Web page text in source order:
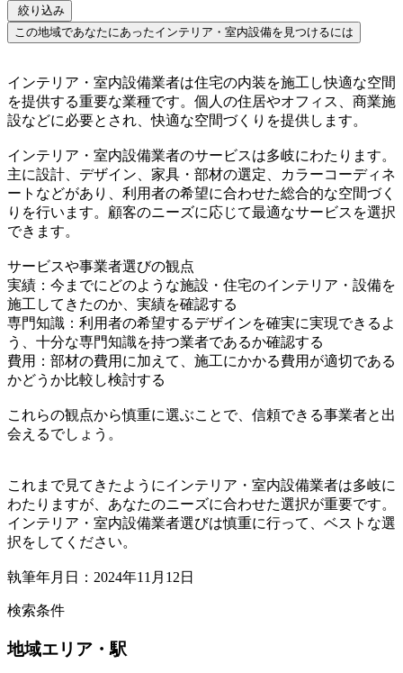
絞り込み
この地域であなたにあったインテリア・室内設備を見つけるには
インテリア・室内設備業者は住宅の内装を施工し快適な空間
を提供する重要な業種です。個人の住居やオフィス、商業施
設などに必要とされ、快適な空間づくりを提供します。
インテリア・室内設備業者のサービスは多岐にわたります。
主に設計、デザイン、家具・部材の選定、カラーコーディネ
ートなどがあり、利用者の希望に合わせた総合的な空間づく
りを行います。顧客のニーズに応じて最適なサービスを選択
できます。
サービスや事業者選びの観点
実績：今までにどのような施設・住宅のインテリア・設備を
施工してきたのか、実績を確認する
専門知識：利用者の希望するデザインを確実に実現できるよ
う、十分な専門知識を持つ業者であるか確認する
費用：部材の費用に加えて、施工にかかる費用が適切である
かどうか比較し検討する
これらの観点から慎重に選ぶことで、信頼できる事業者と出
会えるでしょう。
これまで見てきたようにインテリア・室内設備業者は多岐に
わたりますが、あなたのニーズに合わせた選択が重要です。
インテリア・室内設備業者選びは慎重に行って、ベストな選
択をしてください。
執筆年月日：2024年11月12日
検索条件
地域エリア・駅